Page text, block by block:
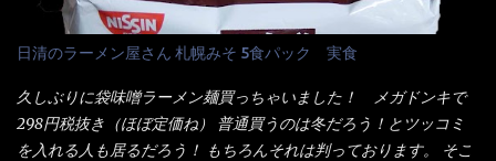
色素、香料、ベニコウジ色素、ビタミンB2、ビタミンB1、香辛料
抽出物、(一部にえび・小麦・そば・卵・ さば ・大豆・豚肉・やま
いも・ゼラチンを含む) 材料から見れば、緑のたぬきの方が蒲鉾が
入っている！ あの半円形のヤツね！ それとカロチン色素・・・
さば！？ さばって鯖か？？ サバ読んでないか？？ ■カロリー
比較 緑のたぬき ...
位の辛さと云っている訳だ。 昨年モデルも食べてはいるけど、1年
も経つと記憶の彼方に・・・いや歳だから記憶力が、どうのこう
のではない。 記憶に残るだけのインパクトに欠けている商品と
云う事（当時） 開封すると・・・ 小袋なんてありゃしない！ カ
ップヌードルは基本蓋開けて、熱湯を注ぐだけで出来る！それが
デビュー時からの最大のポイント。 だから粉末スープの具も全
日清のラーメン屋さん 札幌みそ 5食パック 実食
久しぶりに袋味噌ラーメン麺買っちゃいました！ メガドンキで
298円税抜き（ほぼ定価ね） 普通買うのは冬だろう！とツッコミ
を入れる人も居るだろう！ もちろんそれは判っております。 そこ